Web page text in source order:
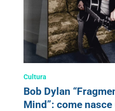
Cultura
Bob Dylan
Mind”: come